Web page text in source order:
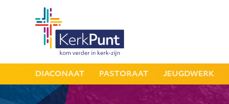
DIACONAAT PASTORAAT JEUGDWERK